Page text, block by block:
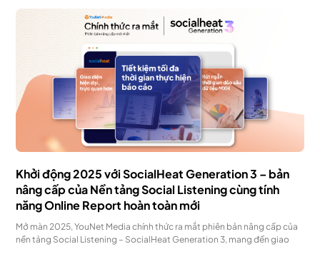
Khởi động 2025 với SocialHeat Generation 3 – bản
nâng cấp của Nền tảng Social Listening cùng tính
năng Online Report hoàn toàn mới
Mở màn 2025, YouNet Media chính thức ra mắt phiên bản nâng cấp của
nền tảng Social Listening – SocialHeat Generation 3, mang đến giao